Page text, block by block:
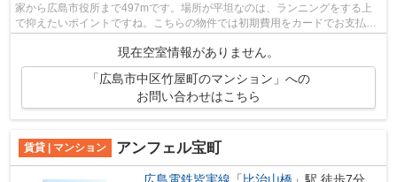
家から広島市役所まで497mです。場所が平坦なのは、ランニングをする上
で抑えたいポイントですね。こちらの物件では初期費用をカードでお支払い
現在空室情報がありません。
「広島市中区竹屋町のマンション」への
お問い合わせはこちら
賃貸 | マンション アンフェル宝町